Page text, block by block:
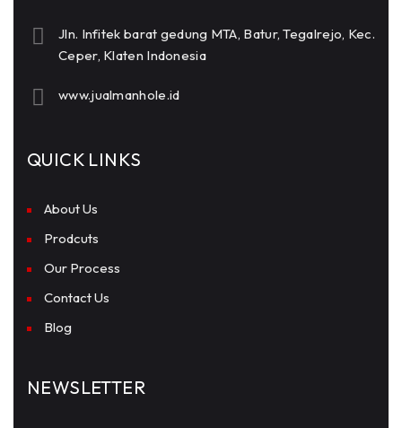
Jln. Infitek barat gedung MTA, Batur, Tegalrejo, Kec.
Ceper, Klaten Indonesia
www.jualmanhole.id
QUICK LINKS
About Us
Prodcuts
Our Process
Contact Us
Blog
NEWSLETTER